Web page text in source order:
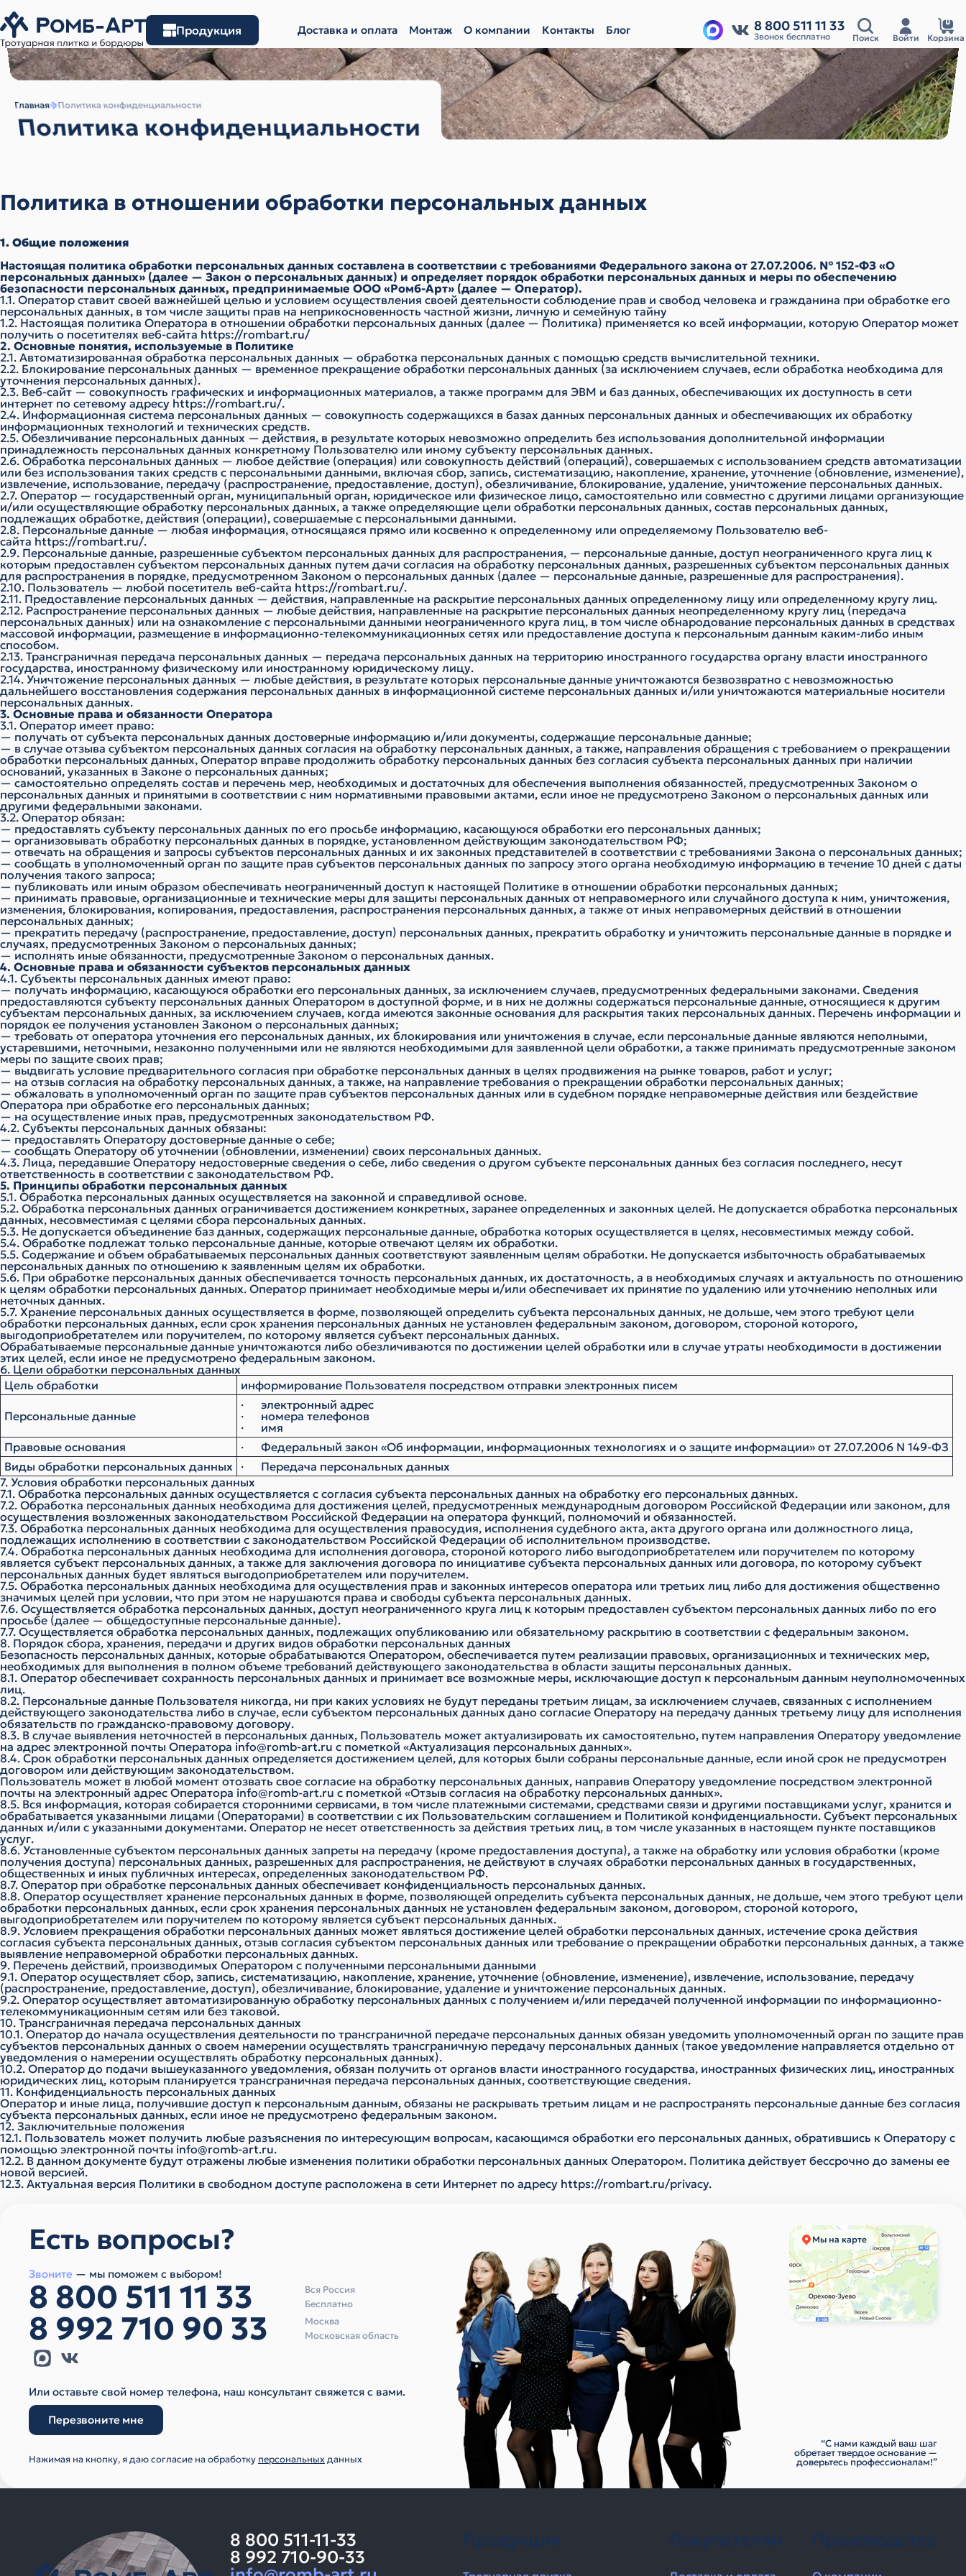
Продукция Доставка и оплата Монтаж О компании Контакты Блог 8 800 511 11 33
Звонок бесплатно Поиск Войти Корзина
Главная Политика конфиденциальности
Политика конфиденциальности
Политика в отношении обработки персональных данных
1. Общие положения
Настоящая политика обработки персональных данных составлена в соответствии с требованиями Федерального закона от 27.07.2006. № 152-ФЗ «О
персональных данных» (далее — Закон о персональных данных) и определяет порядок обработки персональных данных и меры по обеспечению
безопасности персональных данных, предпринимаемые ООО «Ромб-Арт» (далее — Оператор).
1.1. Оператор ставит своей важнейшей целью и условием осуществления своей деятельности соблюдение прав и свобод человека и гражданина при обработке его
персональных данных, в том числе защиты прав на неприкосновенность частной жизни, личную и семейную тайну
1.2. Настоящая политика Оператора в отношении обработки персональных данных (далее — Политика) применяется ко всей информации, которую Оператор может
получить о посетителях веб-сайта https://rombart.ru/
2. Основные понятия, используемые в Политике
2.1. Автоматизированная обработка персональных данных — обработка персональных данных с помощью средств вычислительной техники.
2.2. Блокирование персональных данных — временное прекращение обработки персональных данных (за исключением случаев, если обработка необходима для
уточнения персональных данных).
2.3. Веб-сайт — совокупность графических и информационных материалов, а также программ для ЭВМ и баз данных, обеспечивающих их доступность в сети
интернет по сетевому адресу https://rombart.ru/.
2.4. Информационная система персональных данных — совокупность содержащихся в базах данных персональных данных и обеспечивающих их обработку
информационных технологий и технических средств.
2.5. Обезличивание персональных данных — действия, в результате которых невозможно определить без использования дополнительной информации
принадлежность персональных данных конкретному Пользователю или иному субъекту персональных данных.
2.6. Обработка персональных данных — любое действие (операция) или совокупность действий (операций), совершаемых с использованием средств автоматизации
или без использования таких средств с персональными данными, включая сбор, запись, систематизацию, накопление, хранение, уточнение (обновление, изменение),
извлечение, использование, передачу (распространение, предоставление, доступ), обезличивание, блокирование, удаление, уничтожение персональных данных.
2.7. Оператор — государственный орган, муниципальный орган, юридическое или физическое лицо, самостоятельно или совместно с другими лицами организующие
и/или осуществляющие обработку персональных данных, а также определяющие цели обработки персональных данных, состав персональных данных,
подлежащих обработке, действия (операции), совершаемые с персональными данными.
2.8. Персональные данные — любая информация, относящаяся прямо или косвенно к определенному или определяемому Пользователю веб-
сайта https://rombart.ru/.
2.9. Персональные данные, разрешенные субъектом персональных данных для распространения, — персональные данные, доступ неограниченного круга лиц к
которым предоставлен субъектом персональных данных путем дачи согласия на обработку персональных данных, разрешенных субъектом персональных данных
для распространения в порядке, предусмотренном Законом о персональных данных (далее — персональные данные, разрешенные для распространения).
2.10. Пользователь — любой посетитель веб-сайта https://rombart.ru/.
2.11. Предоставление персональных данных — действия, направленные на раскрытие персональных данных определенному лицу или определенному кругу лиц.
2.12. Распространение персональных данных — любые действия, направленные на раскрытие персональных данных неопределенному кругу лиц (передача
персональных данных) или на ознакомление с персональными данными неограниченного круга лиц, в том числе обнародование персональных данных в средствах
массовой информации, размещение в информационно-телекоммуникационных сетях или предоставление доступа к персональным данным каким-либо иным
способом.
2.13. Трансграничная передача персональных данных — передача персональных данных на территорию иностранного государства органу власти иностранного
государства, иностранному физическому или иностранному юридическому лицу.
2.14. Уничтожение персональных данных — любые действия, в результате которых персональные данные уничтожаются безвозвратно с невозможностью
дальнейшего восстановления содержания персональных данных в информационной системе персональных данных и/или уничтожаются материальные носители
персональных данных.
3. Основные права и обязанности Оператора
3.1. Оператор имеет право:
— получать от субъекта персональных данных достоверные информацию и/или документы, содержащие персональные данные;
— в случае отзыва субъектом персональных данных согласия на обработку персональных данных, а также, направления обращения с требованием о прекращении
обработки персональных данных, Оператор вправе продолжить обработку персональных данных без согласия субъекта персональных данных при наличии
оснований, указанных в Законе о персональных данных;
— самостоятельно определять состав и перечень мер, необходимых и достаточных для обеспечения выполнения обязанностей, предусмотренных Законом о
персональных данных и принятыми в соответствии с ним нормативными правовыми актами, если иное не предусмотрено Законом о персональных данных или
другими федеральными законами.
3.2. Оператор обязан:
— предоставлять субъекту персональных данных по его просьбе информацию, касающуюся обработки его персональных данных;
— организовывать обработку персональных данных в порядке, установленном действующим законодательством РФ;
— отвечать на обращения и запросы субъектов персональных данных и их законных представителей в соответствии с требованиями Закона о персональных данных;
— сообщать в уполномоченный орган по защите прав субъектов персональных данных по запросу этого органа необходимую информацию в течение 10 дней с даты
получения такого запроса;
— публиковать или иным образом обеспечивать неограниченный доступ к настоящей Политике в отношении обработки персональных данных;
— принимать правовые, организационные и технические меры для защиты персональных данных от неправомерного или случайного доступа к ним, уничтожения,
изменения, блокирования, копирования, предоставления, распространения персональных данных, а также от иных неправомерных действий в отношении
персональных данных;
— прекратить передачу (распространение, предоставление, доступ) персональных данных, прекратить обработку и уничтожить персональные данные в порядке и
случаях, предусмотренных Законом о персональных данных;
— исполнять иные обязанности, предусмотренные Законом о персональных данных.
4. Основные права и обязанности субъектов персональных данных
4.1. Субъекты персональных данных имеют право:
— получать информацию, касающуюся обработки его персональных данных, за исключением случаев, предусмотренных федеральными законами. Сведения
предоставляются субъекту персональных данных Оператором в доступной форме, и в них не должны содержаться персональные данные, относящиеся к другим
субъектам персональных данных, за исключением случаев, когда имеются законные основания для раскрытия таких персональных данных. Перечень информации и
порядок ее получения установлен Законом о персональных данных;
— требовать от оператора уточнения его персональных данных, их блокирования или уничтожения в случае, если персональные данные являются неполными,
устаревшими, неточными, незаконно полученными или не являются необходимыми для заявленной цели обработки, а также принимать предусмотренные законом
меры по защите своих прав;
— выдвигать условие предварительного согласия при обработке персональных данных в целях продвижения на рынке товаров, работ и услуг;
— на отзыв согласия на обработку персональных данных, а также, на направление требования о прекращении обработки персональных данных;
— обжаловать в уполномоченный орган по защите прав субъектов персональных данных или в судебном порядке неправомерные действия или бездействие
Оператора при обработке его персональных данных;
— на осуществление иных прав, предусмотренных законодательством РФ.
4.2. Субъекты персональных данных обязаны:
— предоставлять Оператору достоверные данные о себе;
— сообщать Оператору об уточнении (обновлении, изменении) своих персональных данных.
4.3. Лица, передавшие Оператору недостоверные сведения о себе, либо сведения о другом субъекте персональных данных без согласия последнего, несут
ответственность в соответствии с законодательством РФ.
5. Принципы обработки персональных данных
5.1. Обработка персональных данных осуществляется на законной и справедливой основе.
5.2. Обработка персональных данных ограничивается достижением конкретных, заранее определенных и законных целей. Не допускается обработка персональных
данных, несовместимая с целями сбора персональных данных.
5.3. Не допускается объединение баз данных, содержащих персональные данные, обработка которых осуществляется в целях, несовместимых между собой.
5.4. Обработке подлежат только персональные данные, которые отвечают целям их обработки.
5.5. Содержание и объем обрабатываемых персональных данных соответствуют заявленным целям обработки. Не допускается избыточность обрабатываемых
персональных данных по отношению к заявленным целям их обработки.
5.6. При обработке персональных данных обеспечивается точность персональных данных, их достаточность, а в необходимых случаях и актуальность по отношению
к целям обработки персональных данных. Оператор принимает необходимые меры и/или обеспечивает их принятие по удалению или уточнению неполных или
неточных данных.
5.7. Хранение персональных данных осуществляется в форме, позволяющей определить субъекта персональных данных, не дольше, чем этого требуют цели
обработки персональных данных, если срок хранения персональных данных не установлен федеральным законом, договором, стороной которого,
выгодоприобретателем или поручителем, по которому является субъект персональных данных.
Обрабатываемые персональные данные уничтожаются либо обезличиваются по достижении целей обработки или в случае утраты необходимости в достижении
этих целей, если иное не предусмотрено федеральным законом.
6. Цели обработки персональных данных
Цель обработки
информирование Пользователя посредством отправки электронных писем
Персональные данные
· электронный адрес
· номера телефонов
· имя
Правовые основания
· Федеральный закон «Об информации, информационных технологиях и о защите информации» от 27.07.2006 N 149-ФЗ
Виды обработки персональных данных
· Передача персональных данных
7. Условия обработки персональных данных
7.1. Обработка персональных данных осуществляется с согласия субъекта персональных данных на обработку его персональных данных.
7.2. Обработка персональных данных необходима для достижения целей, предусмотренных международным договором Российской Федерации или законом, для
осуществления возложенных законодательством Российской Федерации на оператора функций, полномочий и обязанностей.
7.3. Обработка персональных данных необходима для осуществления правосудия, исполнения судебного акта, акта другого органа или должностного лица,
подлежащих исполнению в соответствии с законодательством Российской Федерации об исполнительном производстве.
7.4. Обработка персональных данных необходима для исполнения договора, стороной которого либо выгодоприобретателем или поручителем по которому
является субъект персональных данных, а также для заключения договора по инициативе субъекта персональных данных или договора, по которому субъект
персональных данных будет являться выгодоприобретателем или поручителем.
7.5. Обработка персональных данных необходима для осуществления прав и законных интересов оператора или третьих лиц либо для достижения общественно
значимых целей при условии, что при этом не нарушаются права и свободы субъекта персональных данных.
7.6. Осуществляется обработка персональных данных, доступ неограниченного круга лиц к которым предоставлен субъектом персональных данных либо по его
просьбе (далее — общедоступные персональные данные).
7.7. Осуществляется обработка персональных данных, подлежащих опубликованию или обязательному раскрытию в соответствии с федеральным законом.
8. Порядок сбора, хранения, передачи и других видов обработки персональных данных
Безопасность персональных данных, которые обрабатываются Оператором, обеспечивается путем реализации правовых, организационных и технических мер,
необходимых для выполнения в полном объеме требований действующего законодательства в области защиты персональных данных.
8.1. Оператор обеспечивает сохранность персональных данных и принимает все возможные меры, исключающие доступ к персональным данным неуполномоченных
лиц.
8.2. Персональные данные Пользователя никогда, ни при каких условиях не будут переданы третьим лицам, за исключением случаев, связанных с исполнением
действующего законодательства либо в случае, если субъектом персональных данных дано согласие Оператору на передачу данных третьему лицу для исполнения
обязательств по гражданско-правовому договору.
8.3. В случае выявления неточностей в персональных данных, Пользователь может актуализировать их самостоятельно, путем направления Оператору уведомление
на адрес электронной почты Оператора info@romb-art.ru с пометкой «Актуализация персональных данных».
8.4. Срок обработки персональных данных определяется достижением целей, для которых были собраны персональные данные, если иной срок не предусмотрен
договором или действующим законодательством.
Пользователь может в любой момент отозвать свое согласие на обработку персональных данных, направив Оператору уведомление посредством электронной
почты на электронный адрес Оператора info@romb-art.ru с пометкой «Отзыв согласия на обработку персональных данных».
8.5. Вся информация, которая собирается сторонними сервисами, в том числе платежными системами, средствами связи и другими поставщиками услуг, хранится и
обрабатывается указанными лицами (Операторами) в соответствии с их Пользовательским соглашением и Политикой конфиденциальности. Субъект персональных
данных и/или с указанными документами. Оператор не несет ответственность за действия третьих лиц, в том числе указанных в настоящем пункте поставщиков
услуг.
8.6. Установленные субъектом персональных данных запреты на передачу (кроме предоставления доступа), а также на обработку или условия обработки (кроме
получения доступа) персональных данных, разрешенных для распространения, не действуют в случаях обработки персональных данных в государственных,
общественных и иных публичных интересах, определенных законодательством РФ.
8.7. Оператор при обработке персональных данных обеспечивает конфиденциальность персональных данных.
8.8. Оператор осуществляет хранение персональных данных в форме, позволяющей определить субъекта персональных данных, не дольше, чем этого требуют цели
обработки персональных данных, если срок хранения персональных данных не установлен федеральным законом, договором, стороной которого,
выгодоприобретателем или поручителем по которому является субъект персональных данных.
8.9. Условием прекращения обработки персональных данных может являться достижение целей обработки персональных данных, истечение срока действия
согласия субъекта персональных данных, отзыв согласия субъектом персональных данных или требование о прекращении обработки персональных данных, а также
выявление неправомерной обработки персональных данных.
9. Перечень действий, производимых Оператором с полученными персональными данными
9.1. Оператор осуществляет сбор, запись, систематизацию, накопление, хранение, уточнение (обновление, изменение), извлечение, использование, передачу
(распространение, предоставление, доступ), обезличивание, блокирование, удаление и уничтожение персональных данных.
9.2. Оператор осуществляет автоматизированную обработку персональных данных с получением и/или передачей полученной информации по информационно-
телекоммуникационным сетям или без таковой.
10. Трансграничная передача персональных данных
10.1. Оператор до начала осуществления деятельности по трансграничной передаче персональных данных обязан уведомить уполномоченный орган по защите прав
субъектов персональных данных о своем намерении осуществлять трансграничную передачу персональных данных (такое уведомление направляется отдельно от
уведомления о намерении осуществлять обработку персональных данных).
10.2. Оператор до подачи вышеуказанного уведомления, обязан получить от органов власти иностранного государства, иностранных физических лиц, иностранных
юридических лиц, которым планируется трансграничная передача персональных данных, соответствующие сведения.
11. Конфиденциальность персональных данных
Оператор и иные лица, получившие доступ к персональным данным, обязаны не раскрывать третьим лицам и не распространять персональные данные без согласия
субъекта персональных данных, если иное не предусмотрено федеральным законом.
12. Заключительные положения
12.1. Пользователь может получить любые разъяснения по интересующим вопросам, касающимся обработки его персональных данных, обратившись к Оператору с
помощью электронной почты info@romb-art.ru.
12.2. В данном документе будут отражены любые изменения политики обработки персональных данных Оператором. Политика действует бессрочно до замены ее
новой версией.
12.3. Актуальная версия Политики в свободном доступе расположена в сети Интернет по адресу https://rombart.ru/privacy.
Есть вопросы?
Звоните — мы поможем с выбором!
8 800 511 11 33
Вся Россия
Бесплатно
8 992 710 90 33
Москва
Московская область
Или оставьте свой номер телефона, наш консультант свяжется с вами.
Перезвоните мне
Нажимая на кнопку, я даю согласие на обработку персональныхданных
Мы на карте
“С нами каждый ваш шаг
обретает твердое основание —
доверьтесь профессионалам!”
8 800 511-11-33
8 992 710-90-33
Продукция Покупателям Производство